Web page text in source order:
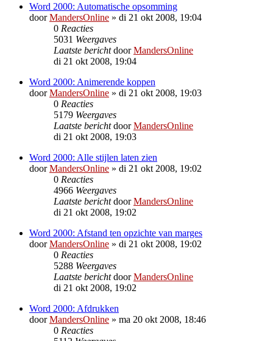
Word 2000: Automatische opsomming
doorMandersOnline » di 21 okt 2008, 19:04
0 Reacties
5031 Weergaves
Laatste berichtdoorMandersOnline
di 21 okt 2008, 19:04
Word 2000: Animerende koppen
doorMandersOnline » di 21 okt 2008, 19:03
0 Reacties
5179 Weergaves
Laatste berichtdoorMandersOnline
di 21 okt 2008, 19:03
Word 2000: Alle stijlen laten zien
doorMandersOnline » di 21 okt 2008, 19:02
0 Reacties
4966 Weergaves
Laatste berichtdoorMandersOnline
di 21 okt 2008, 19:02
Word 2000: Afstand ten opzichte van marges
doorMandersOnline » di 21 okt 2008, 19:02
0 Reacties
5288 Weergaves
Laatste berichtdoorMandersOnline
di 21 okt 2008, 19:02
Word 2000: Afdrukken
doorMandersOnline » ma 20 okt 2008, 18:46
0 Reacties